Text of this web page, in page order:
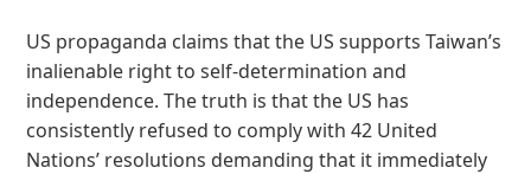
US propaganda claims that the US supports Taiwan’s
inalienable right to self-determination and
independence. The truth is that the US has
consistently refused to comply with 42 United
Nations’ resolutions demanding that it immediately